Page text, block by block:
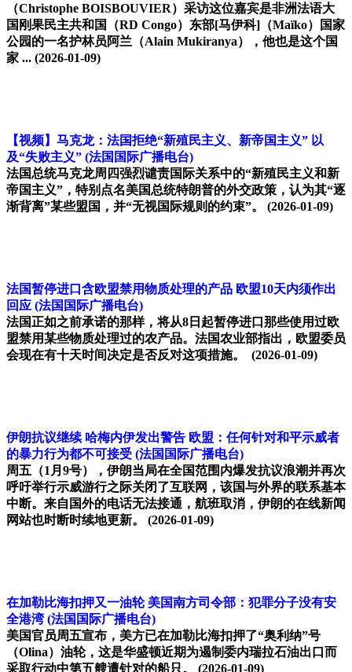
（Christophe BOISBOUVIER）采访这位嘉宾是非洲法语大
国刚果民主共和国（RD Congo）东部[马伊科]（Maïko）国家
公园的一名护林员阿兰（Alain Mukiranya），他也是这个国
家 ... (2026-01-09)
【视频】马克龙：法国拒绝“新殖民主义、新帝国主义” 以
及“失败主义” (法国国际广播电台)
法国总统马克龙周四强烈谴责国际关系中的“新殖民主义和新
帝国主义”，特别点名美国总统特朗普的外交政策，认为其“逐
渐背离”某些盟国，并“无视国际规则的约束”。 (2026-01-09)
法国暂停进口含欧盟禁用物质处理的产品 欧盟10天内须作出
回应 (法国国际广播电台)
法国正如之前承诺的那样，将从8日起暂停进口那些使用过欧
盟禁用某些物质处理过的农产品。法国农业部指出，欧盟委员
会现在有十天时间决定是否反对这项措施。 (2026-01-09)
伊朗抗议继续 哈梅内伊发出警告 欧盟：任何针对和平示威者
的暴力行为都不可接受 (法国国际广播电台)
周五（1月9号），伊朗当局在全国范围内爆发抗议浪潮并再次
呼吁举行示威游行之际关闭了互联网，该国与外界的联系基本
中断。来自国外的电话无法接通，航班取消，伊朗的在线新闻
网站也时断时续地更新。 (2026-01-09)
在加勒比海扣押又一油轮 美国南方司令部：犯罪分子没有安
全港湾 (法国国际广播电台)
美国官员周五宣布，美方已在加勒比海扣押了“奥利纳”号
（Olina）油轮，这是华盛顿近期为遏制委内瑞拉石油出口而
采取行动中第五艘遭针对的船只。 (2026-01-09)